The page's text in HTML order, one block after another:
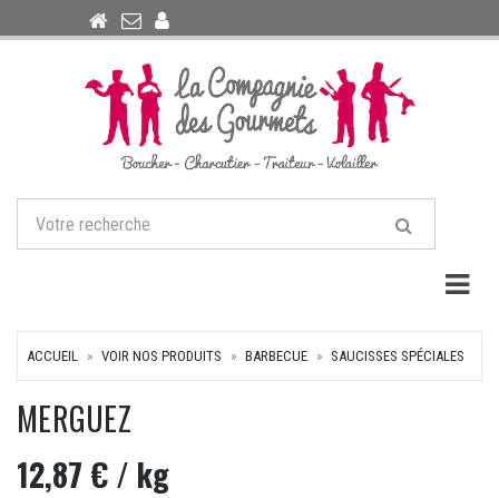
ACCUEIL VOIR NOS PRODUITS BARBECUE SAUCISSES SPÉCIALES
MERGUEZ
12,87 €/ kg